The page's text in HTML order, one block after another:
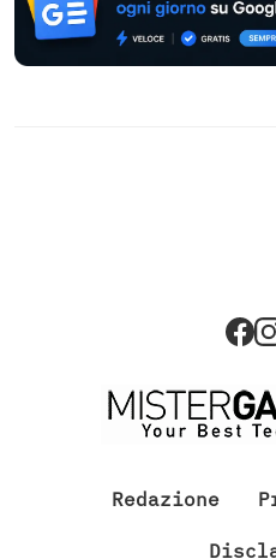
Redazione